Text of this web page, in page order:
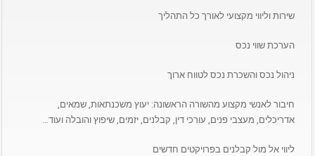
שירות וליווי מקצועי לאורך כל התהליך
הערכת שווי נכס
ניהול נכס והשכרת נכס לטווח ארוך
חיבור לאנשי מקצוע מהשורה הראשונה: יעוץ משכנתאות, שמאים,
אדריכלים, מעצבי פנים, עורכי דין, קבלנים, יזמים, שיפוץ והובלה ועוד…
ליווי אל מול קבלנים בפרויקטים חדשים